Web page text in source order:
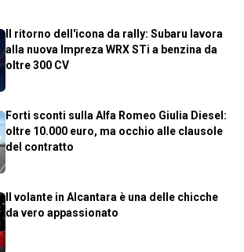
Il ritorno dell'icona da rally: Subaru lavora
alla nuova Impreza WRX STi a benzina da
oltre 300 CV
Forti sconti sulla Alfa Romeo Giulia Diesel:
oltre 10.000 euro, ma occhio alle clausole
del contratto
Il volante in Alcantara è una delle chicche
da vero appassionato